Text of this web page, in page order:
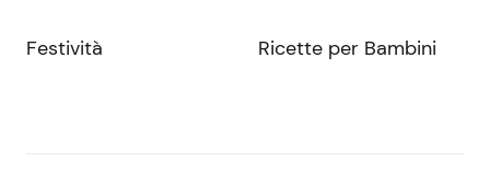
Festività Ricette per Bambini